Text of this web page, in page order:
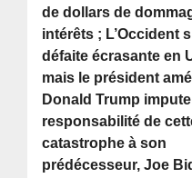
de dollars de
intérêts ; L’Occident
défaite écrasante en
mais le président
Donald Trump
responsabilité de
catastrophe à son
prédécesseur, Joe